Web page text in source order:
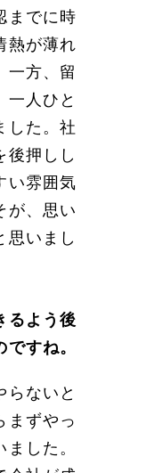
までに時
熱が薄れ
一方、留
一人ひと
した。社
後押しし
い雰囲気
が、思い
思いまし
よう後
すね。
ないと
まずやっ
した。